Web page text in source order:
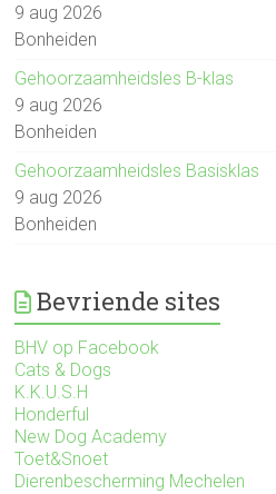
9 aug 2026
Bonheiden
Gehoorzaamheidsles B-klas
9 aug 2026
Bonheiden
Gehoorzaamheidsles Basisklas
9 aug 2026
Bonheiden
Bevriende sites
BHV op Facebook
Cats & Dogs
K.K.U.S.H
Honderful
New Dog Academy
Toet&Snoet
Dierenbescherming Mechelen